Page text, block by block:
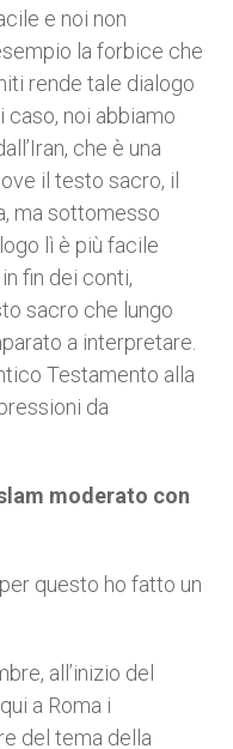
e noi non
la forbice che
rende tale dialogo
caso, noi abbiamo
che è una
il testo sacro, il
ma sottomesso
lì è più facile
fin dei conti,
sacro che lungo
a interpretare.
Testamento alla
da
moderato con
questo ho fatto un
all’inizio del
a Roma i
del tema della